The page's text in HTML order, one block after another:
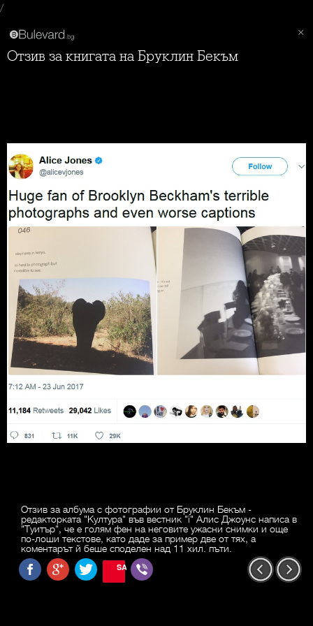
/
Отзив за книгата на Бруклин Бекъм
Отзив за албума с фотографии от Бруклин Бекъм -
редакторката "Култура" във вестник "i" Алис Джоунс написа в
"Туитър", че е голям фен на неговите ужасни снимки и още
по-лоши текстове, като даде за пример две от тях, а
коментарът й беше споделен над 11 хил. пъти.
SAVE